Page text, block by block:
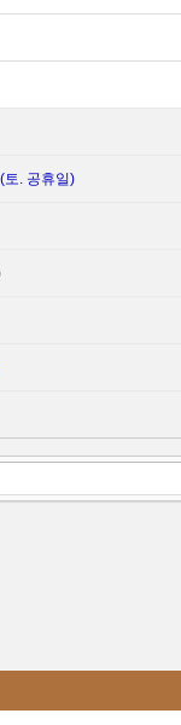
토. 공휴일)